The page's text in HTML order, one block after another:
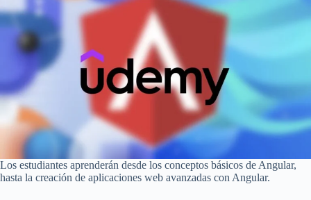
Los estudiantes aprenderán desde los conceptos básicos de Angular,
hasta la creación de aplicaciones web avanzadas con Angular.